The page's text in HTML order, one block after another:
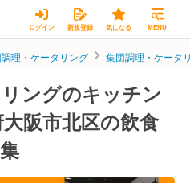
ログイン 新規登録 気になる MENU
理・ケータリング 集団調理・ケータ
ングのキッチン
阪市北区の飲食